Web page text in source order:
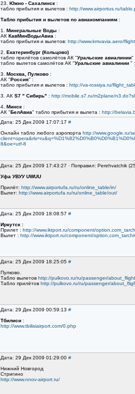
23. Южно - Сахалинск :
табло прибытия и вылетов : http://www.airportus.ru/
Табло прибытия и вылетов по авиакомпаниям :
1. Минеральные Воды :
АК КавМинВодыАвиа :
табло прибытия и вылетов: http://www.kmvavia.aero/
2. Екатеринбург (Кольцово)
табло прилётов самолётов АК "Уральские авиалинии"
табло вылетов самолётов АК "Уральские авиалинии "
3. Москва, Пулково :
АК "Россия" :
табло прибытия и вылетов : http://va-rossiya.ru/
3. АК S7 " Сибирь" : http://mobile.s7.ru/m2plane/
4. Минск :
АК "БелАвиа" табло прибытия и вылета : http://
Дата: 25 Дек 2009 17:07:17 #
Онлайн табло любого аэропорта http://www.google.ru/
8&oe=utf-8
Дата: 25 Дек 2009 17:43:27 · Поправил: Perehvatchik
Уфа УВУУ UWUU
Прилёт: http://www.airportufa.ru/ru/online_table/in/
Вылет: http://www.airportufa.ru/ru/online_table/out/
Дата: 25 Дек 2009 18:08:57 #
Иркутск :
Прилет : http://www.iktport.ru/component/
Вылет : http://www.iktport.ru/component/
Дата: 25 Дек 2009 18:25:05 #
Пулково.
Табло вылетов http://pulkovo.ru/ru/passenger/
Табло прилётов http://pulkovo.ru/ru/passenger/
Дата: 29 Дек 2009 00:59:13 #
Тбилиси :
http://www.tbilisiairport.com/0.php
Дата: 29 Дек 2009 01:29:00 #
Нижний Новгород
Стригино
http://www.nnov-airport.ru/